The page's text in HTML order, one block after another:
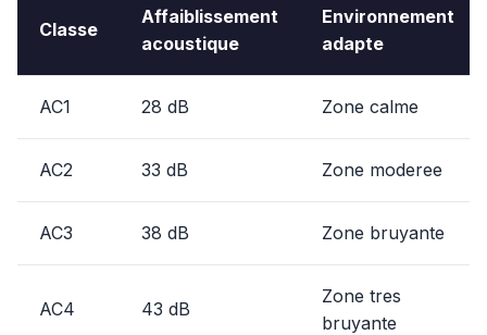
Classe
Affaiblissement
acoustique
Environnement
adapte
AC1 28 dB Zone calme
AC2 33 dB Zone moderee
AC3 38 dB Zone bruyante
AC4 43 dB
Zone tres
bruyante